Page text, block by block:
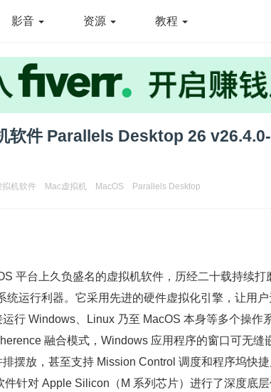
影音 资源 教程
软件 Parallels Desktop 26
拟机软件 Mac虚拟机 MacOS Parallels Desktop
平台上久负盛名的虚拟机软件，历经二十载持续打
统运行利器。它采用先进的硬件虚拟化引擎，让用
行 Windows、Linux 乃至 MacOS 本身等多个操作
融合模式，Windows 应用程序的窗口可无缝
摆放，甚至支持 Mission Control 调度和程序坞快
件针对 Apple Silicon（M 系列芯片）进行了深度底